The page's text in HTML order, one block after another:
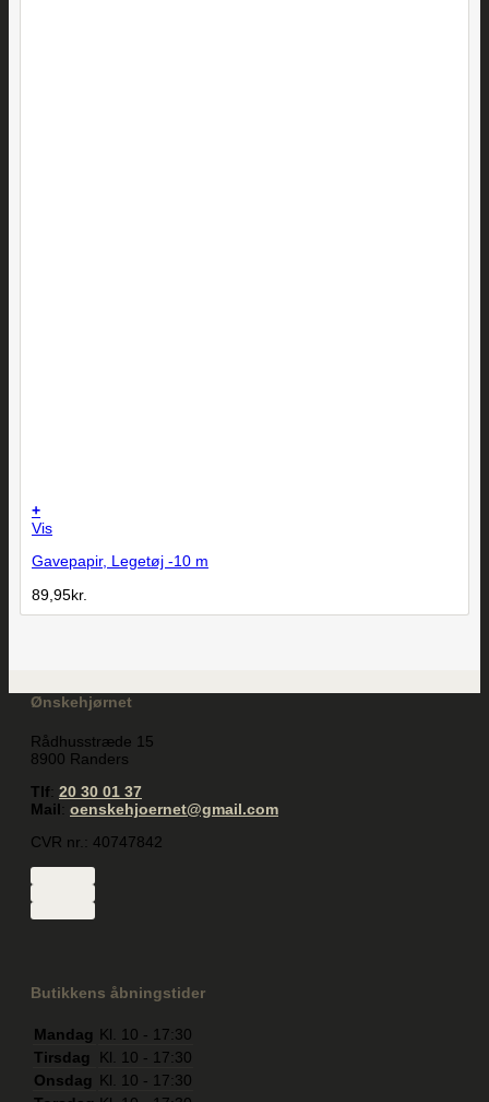
+
Vis
Gavepapir, Legetøj -10 m
89,95kr.
Ønskehjørnet
Rådhusstræde 15
8900 Randers
Tlf: 20 30 01 37
Mail: oenskehjoernet@gmail.com
CVR nr.: 40747842
Butikkens åbningstider
Mandag Kl. 10 - 17:30
Tirsdag
Kl. 10 - 17:30
Onsdag Kl. 10 - 17:30